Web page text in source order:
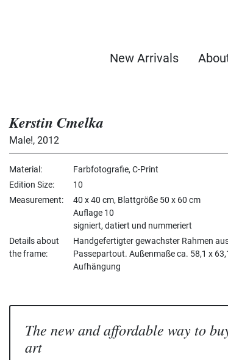
New Arrivals
Kerstin Cmelka
Male!, 2012
Material
Farbfotografie, C-Print
Edition Size
10
Measurement
40 x 40 cm, Blattgröße 50 x 60 cm
Auflage 10
signiert, datiert und nummeriert
Details about
the frame
Handgefertigter gewachster Rahmen
Passepartout. Außenmaße ca. 58,1 x
Aufhängung
The new and affordable way to
art